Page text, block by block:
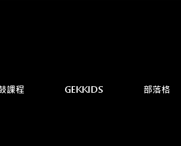
課程 GEKKIDS 部落格